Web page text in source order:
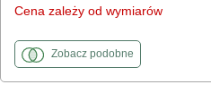
Cena zależy od wymiarów
Zobaczfototapety
podobnedo Jesień i Paryż